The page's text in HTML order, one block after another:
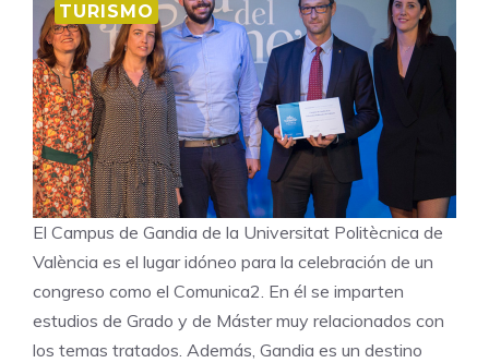
TURISMO
El Campus de Gandia de la Universitat Politècnica de
València es el lugar idóneo para la celebración de un
congreso como el Comunica2. En él se imparten
estudios de Grado y de Máster muy relacionados con
los temas tratados. Además, Gandia es un destino